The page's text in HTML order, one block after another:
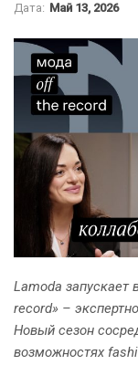
Дата: Май 13, 2026
Lamoda запускает
record» –
Новый сезон
возможностях